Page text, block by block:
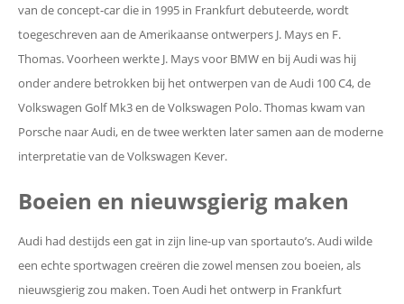
van de concept-car die in 1995 in Frankfurt debuteerde, wordt
toegeschreven aan de Amerikaanse ontwerpers J. Mays en F.
Thomas. Voorheen werkte J. Mays voor BMW en bij Audi was hij
onder andere betrokken bij het ontwerpen van de Audi 100 C4, de
Volkswagen Golf Mk3 en de Volkswagen Polo. Thomas kwam van
Porsche naar Audi, en de twee werkten later samen aan de moderne
interpretatie van de Volkswagen Kever.
Boeien en nieuwsgierig maken
Audi had destijds een gat in zijn line-up van sportauto’s. Audi wilde
een echte sportwagen creëren die zowel mensen zou boeien, als
nieuwsgierig zou maken. Toen Audi het ontwerp in Frankfurt